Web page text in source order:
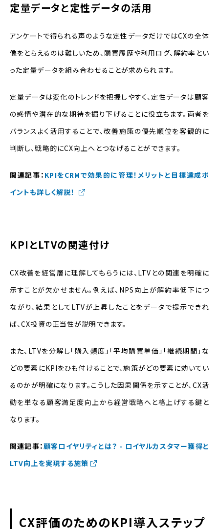
定量データと定性データの活用
アンケートで得られる声のような定性データだけではCXの全体
像をとらえるのは難しいため、購買履歴や利用ログ、解約率とい
った定量データを組み合わせることが求められます。
定量データは変化のトレンドを把握しやすく、定性データは顧客
の感情や潜在的な期待を掘り下げることに役立ちます。両者を
バランスよく活用することで、改善施策の優先順位を客観的に
判断し、戦略的にCX向上へとつなげることができます。
関連記事： KPIをCRMで効果的に管理！メリットと目標達成ポ
イントも詳しく解説！
KPIとLTVの関連付け
CX改善を経営層に理解してもらうには、LTVとの関連を明確に
示すことが欠かせません。例えば、NPS向上が解約率低下につ
ながり、結果としてLTVが上昇したことをデータで提示できれ
ば、CX投資の正当性が説明できます。
また、LTVを分解し「購入頻度」「平均購買単価」「継続期間」な
どの要素にKPIをひも付けることで、施策がどの要素に効いてい
るのかが明確になります。こうした因果関係を示すことが、CX活
動を単なる顧客満足度向上から経営戦略へと格上げする鍵と
なります。
関連記事：顧客ロイヤリティとは？ - ロイヤルカスタマー獲得と
LTV向上を実現する施策
CX評価のためのKPI導入ステップ